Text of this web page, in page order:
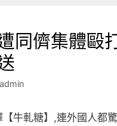
同儕集體毆
admin
牛軋糖】,連外國人都